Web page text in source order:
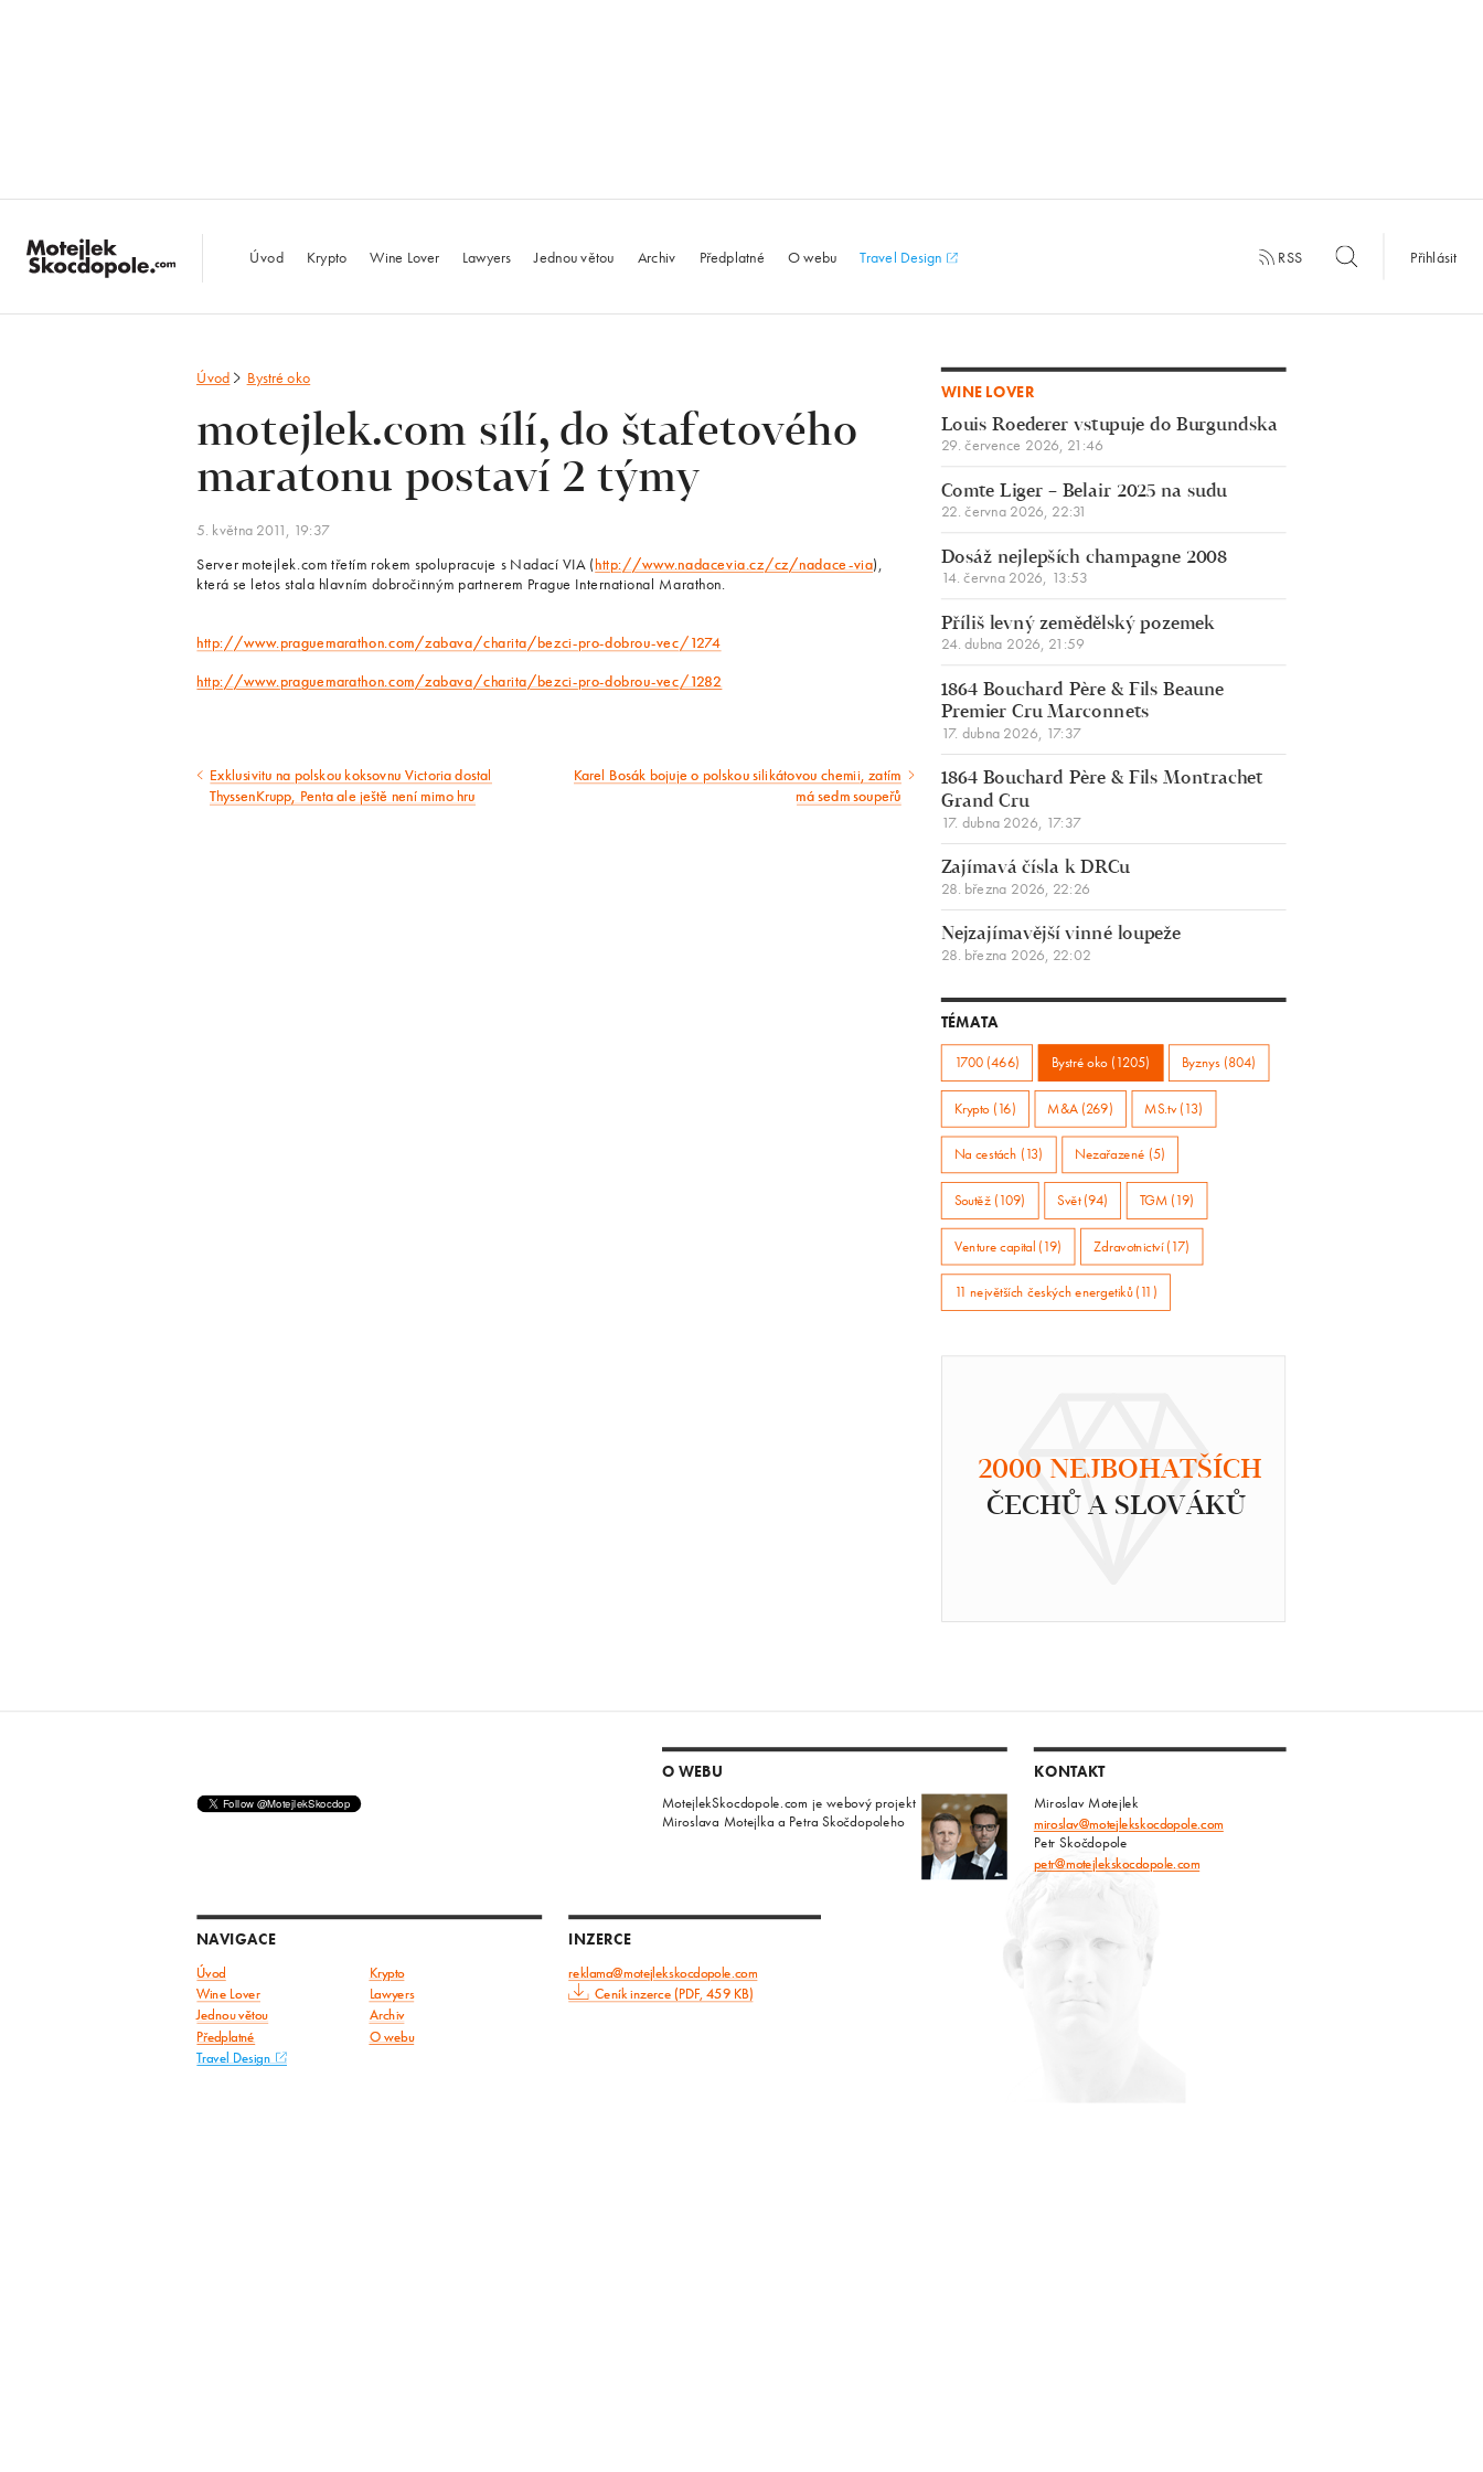
MotejlekSkocdopole.com
Úvod Krypto Wine Lover Lawyers Jednou větou Archiv Předplatné O webu Travel Design RSS Přihlásit
Úvod Bystré oko
motejlek.com sílí, do štafetového
maratonu postaví 2 týmy
5. května 2011, 19:37
Server motejlek.com třetím rokem spolupracuje s Nadací VIA (http://www.nadacevia.cz/cz/nadace-via),
která se letos stala hlavním dobročinným partnerem Prague International Marathon.
http://www.praguemarathon.com/zabava/charita/bezci-pro-dobrou-vec/1274
http://www.praguemarathon.com/zabava/charita/bezci-pro-dobrou-vec/1282
Předcházející
Exklusivitu na polskou koksovnu Victoria dostal
ThyssenKrupp, Penta ale ještě není mimo hru
Následující
Karel Bosák bojuje o polskou silikátovou chemii, zatím
má sedm soupeřů
WINE LOVER
Louis Roederer vstupuje do Burgundska
29. července 2026, 21:46
Comte Liger – Belair 2025 na sudu
22. června 2026, 22:31
Dosáž nejlepších champagne 2008
14. června 2026, 13:53
Příliš levný zemědělský pozemek
24. dubna 2026, 21:59
1864 Bouchard Père & Fils Beaune
Premier Cru Marconnets
17. dubna 2026, 17:37
1864 Bouchard Père & Fils Montrachet
Grand Cru
17. dubna 2026, 17:37
Zajímavá čísla k DRCu
28. března 2026, 22:26
Nejzajímavější vinné loupeže
28. března 2026, 22:02
TÉMATA
1700 (466) Bystré oko (1205) Byznys (804)
Krypto (16) M&A (269) MS.tv (13)
Na cestách (13) Nezařazené (5)
Soutěž (109) Svět (94) TGM (19)
Venture capital (19) Zdravotnictví (17)
11 největších českých energetiků (11)
2000 NEJBOHATŠÍCH
ČECHŮ A SLOVÁKŮ
O WEBU
MotejlekSkocdopole.com je webový projekt
Miroslava Motejlka a Petra Skočdopoleho
KONTAKT
Miroslav Motejlek
miroslav@motejlekskocdopole.com
Petr Skočdopole
petr@motejlekskocdopole.com
NAVIGACE
Úvod Krypto
Wine Lover
Lawyers
Jednou větou
Archiv
Předplatné O webu
Travel Design
INZERCE
reklama@motejlekskocdopole.com
Ceník inzerce (PDF, 459 KB)